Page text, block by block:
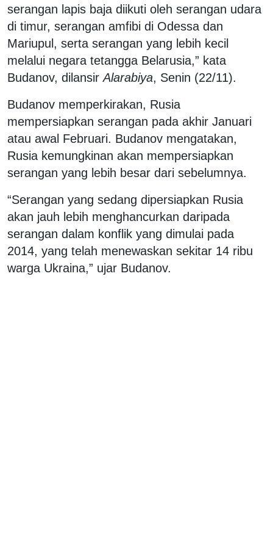
serangan lapis baja diikuti oleh serangan udara
di timur, serangan amfibi di Odessa dan
Mariupul, serta serangan yang lebih kecil
melalui negara tetangga Belarusia,” kata
Budanov, dilansirAlarabiya, Senin (22/11).
Budanov memperkirakan, Rusia
mempersiapkan serangan pada akhir Januari
atau awal Februari. Budanov mengatakan,
Rusia kemungkinan akan mempersiapkan
serangan yang lebih besar dari sebelumnya.
“Serangan yang sedang dipersiapkan Rusia
akan jauh lebih menghancurkan daripada
serangan dalam konflik yang dimulai pada
2014, yang telah menewaskan sekitar 14 ribu
warga Ukraina,” ujar Budanov.